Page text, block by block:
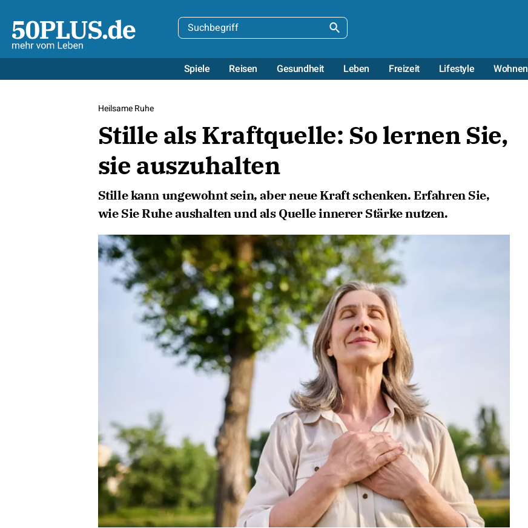
Spiele
Reisen Gesundheit Leben Freizeit Lifestyle Wohnen
Heilsame Ruhe
Stille als Kraftquelle: So lernen Sie,
sie auszuhalten
Stille kann ungewohnt sein, aber neue Kraft schenken. Erfahren Sie,
wie Sie Ruhe aushalten und als Quelle innerer Stärke nutzen.